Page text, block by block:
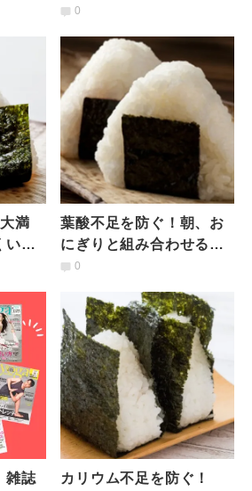
る
ット中に選ぶべき食べ物
0
満
い組
養士
葉酸不足を防ぐ！朝、お
にぎりと組み合わせると
良い葉酸たっぷり食材｜
0
雑誌 カリウム不足を防ぐ！